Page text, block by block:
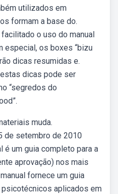
utilizados em
formam a base do.
o uso do manual
especial, os boxes “bizu
dicas resumidas e.
dicas pode ser
“segredos do
muda.
de setembro de 2010
é um guia completo para a
aprovação) nos mais
fornece um guia
aplicados em